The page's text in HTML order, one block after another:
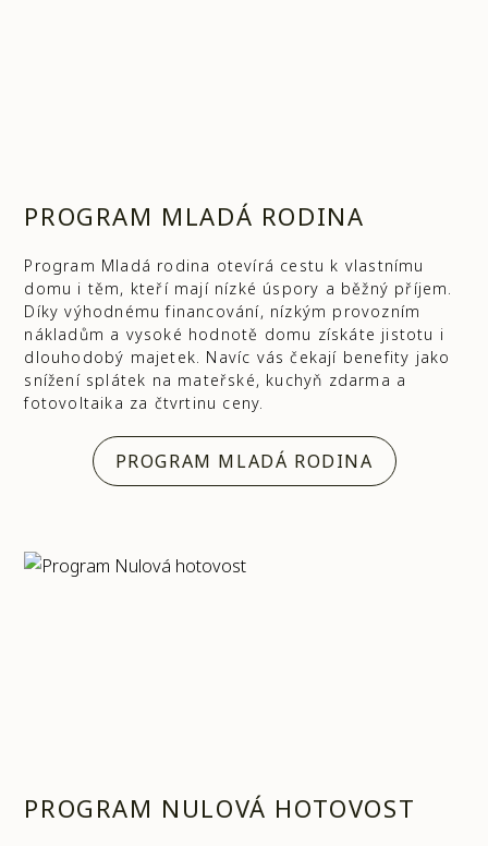
PROGRAM MLADÁ RODINA
Program Mladá rodina otevírá cestu k vlastnímu
domu i těm, kteří mají nízké úspory a běžný příjem.
Díky výhodnému financování, nízkým provozním
nákladům a vysoké hodnotě domu získáte jistotu i
dlouhodobý majetek. Navíc vás čekají benefity jako
snížení splátek na mateřské, kuchyň zdarma a
fotovoltaika za čtvrtinu ceny.
PROGRAM MLADÁ RODINA
PROGRAM NULOVÁ HOTOVOST